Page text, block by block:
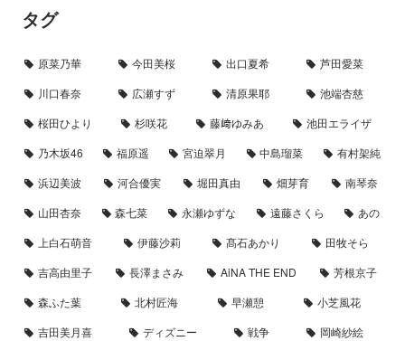
タグ
原菜乃華 今田美桜 出口夏希
芦田愛菜
川口春奈
広瀬すず 清原果耶
池端杏慈
桜田ひより
杉咲花 藤﨑ゆみあ
池田エライザ
乃木坂46
福原遥 宮迫翠月 中島瑠菜
有村架純
浜辺美波
河合優実 堀田真由 畑芽育
南琴奈
山田杏奈
森七菜 永瀬ゆずな 遠藤さくら
あの
上白石萌音
伊藤沙莉 髙石あかり
田牧そら
吉高由里子
長澤まさみ AiNA THE END
芳根京子
森ふた葉
北村匠海 早瀬憩
小芝風花
吉田美月喜
ディズニー 戦争
岡崎紗絵